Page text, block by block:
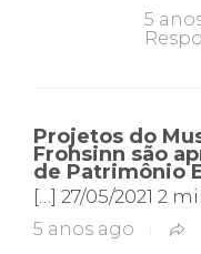
5
Projetos do
Frohsinn são
de Patrimônio
[…] 27/05/2021 2
5 anos ago